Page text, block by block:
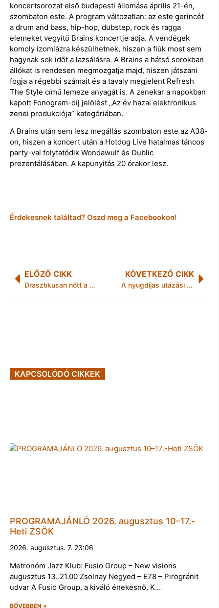
koncertsorozat első budapesti állomása április 21-én,
szombaton este. A program változatlan: az este gerincét
a drum and bass, hip-hop, dubstep, rock és ragga
elemeket vegyítő Brains koncertje adja. A vendégek
komoly izomlázra készülhetnek, hiszen a fiúk most sem
hagynak sok időt a lazsálásra. A Brains a hátsó sorokban
állókat is rendesen megmozgatja majd, hiszen játszani
fogja a régebbi számait és a tavaly megjelent Refresh
The Style című lemeze anyagát is. A zenekar a napokban
kapott Fonogram-díj jelölést „Az év hazai elektronikus
zenei produkciója” kategóriában.
A Brains után sem lesz megállás szombaton este az A38-
on, hiszen a koncert után a Hotdog Live hatalmas táncos
party-val folytatódik Wondawulf és Dublic
prezentálásában. A kapunyitás 20 órakor lesz.
Érdekesnek találtad? Oszd meg a Facebookon!
ELŐZŐ CIKK
Drasztikusan nőtt a védett madarakkal kapcsolatos bűncselekmények száma
KÖVETKEZŐ CIKK
A nyugdíjas utazási kedvezményre jogosultak köre 2011. május 1-től
KAPCSOLÓDÓ CIKKEK
PROGRAMAJÁNLÓ 2026. augusztus 10–17.-
Heti ZSÖK
2026. augusztus. 7. 23:06
Metronóm Jazz Klub: Fusio Group – New visions
augusztus 13. 21.00 Zsolnay Negyed – E78 – Pirogránit
udvar A Fusio Group, a kiváló énekesnő, K…
BŐVEBBEN »